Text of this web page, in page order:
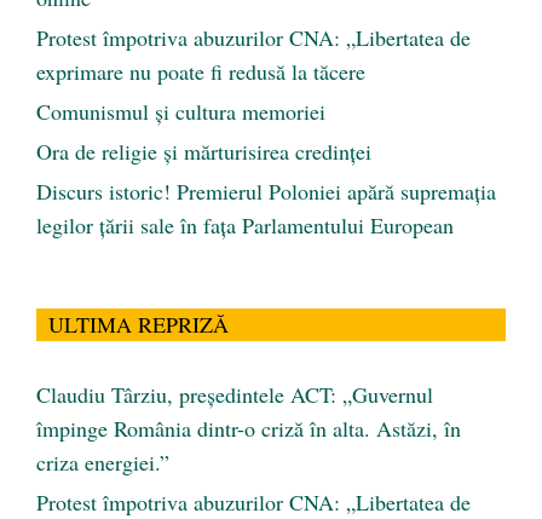
Protest împotriva abuzurilor CNA: „Libertatea de
exprimare nu poate fi redusă la tăcere
Comunismul şi cultura memoriei
Ora de religie şi mărturisirea credinţei
Discurs istoric! Premierul Poloniei apără supremația
legilor țării sale în fața Parlamentului European
ULTIMA REPRIZĂ
Claudiu Târziu, președintele ACT: „Guvernul
împinge România dintr-o criză în alta. Astăzi, în
criza energiei.”
Protest împotriva abuzurilor CNA: „Libertatea de